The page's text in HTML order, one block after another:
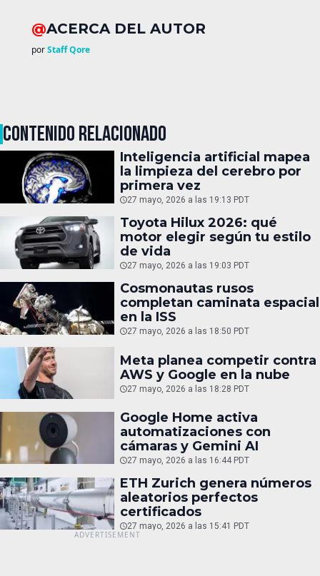
@ACERCA DEL AUTOR
porStaff Qore
CONTENIDO RELACIONADO
Inteligencia artificial mapea
la limpieza del cerebro por
primera vez
27 mayo, 2026 a las 19:13 PDT
Toyota Hilux 2026: qué
motor elegir según tu estilo
de vida
27 mayo, 2026 a las 19:03 PDT
Cosmonautas rusos
completan caminata espacial
en la ISS
27 mayo, 2026 a las 18:50 PDT
Meta planea competir contra
AWS y Google en la nube
27 mayo, 2026 a las 18:28 PDT
Google Home activa
automatizaciones con
cámaras y Gemini AI
27 mayo, 2026 a las 16:44 PDT
ETH Zurich genera números
aleatorios perfectos
certificados
27 mayo, 2026 a las 15:41 PDT